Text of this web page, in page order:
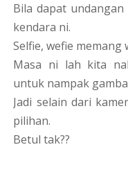
Bila dapat
kendara ni.
Selfie, wefie memang
Masa ni lah kita
untuk nampak
Jadi selain dari
pilihan.
Betul tak??